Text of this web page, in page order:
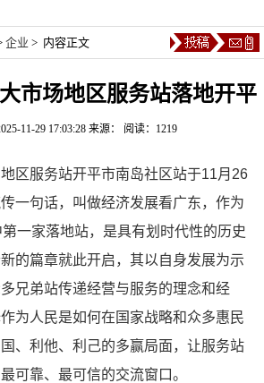
企业 > 内容正文
市场地区服务站落地开平
11-29 17:03:28 来源： 阅读：1219
区服务站开平市南岛社区站于11月26
一句话，叫做经济发展看广东，作为
一家落地站，是具有划时代性的历史
的篇章就此开启，其以自身发展为示
兄弟站传递经营与服务的理念和经
为人民是如何在国家战略和众多惠民
、利他、利己的多赢局面，让服务站
可靠、最可信的交流窗口。